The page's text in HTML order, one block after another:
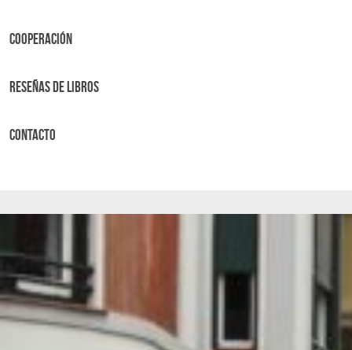
Cooperación
Reseñas de libros
Contacto